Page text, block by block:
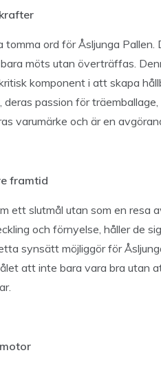
ord för Åsljunga Pallen.
möts utan överträffas.
komponent i att skapa
passion för
varumärke och är en
framtid
ett slutmål utan som en resa
och förnyelse, håller de
synsätt möjliggör för
att inte bara vara bra utan